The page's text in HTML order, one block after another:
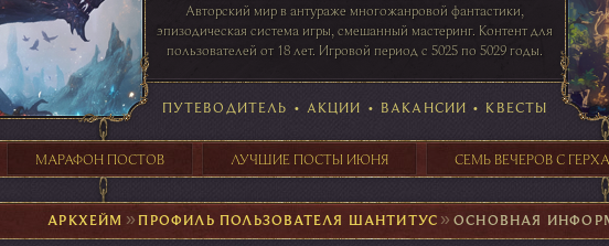
Авторский мир в антураже многожанровой фантастики,
эпизодическая система игры, смешанный мастеринг. Контент для
пользователей от 18 лет. Игровой период с 5025 по 5029 годы.
таблице игровой активности
41 ПОСТОВ 31 ПОСТОВ 29 ПОСТОВ 24 ПОСТОВ
ПУТЕВОДИТЕЛЬ • АКЦИИ • ВАКАНСИИ • КВЕСТЫ
МАРАФОН ПОСТОВ ЛУЧШИЕ ПОСТЫ ИЮНЯ СЕМЬ ВЕЧЕРОВ С
АРКХЕЙМ ►ПРОФИЛЬ ПОЛЬЗОВАТЕЛЯ ШАНТИТУС ►ОСНОВНАЯ